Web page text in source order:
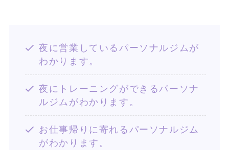
夜に営業しているパーソナルジムが
わかります。
夜にトレーニングができるパーソナ
ルジムがわかります。
お仕事帰りに寄れるパーソナルジム
がわかります。